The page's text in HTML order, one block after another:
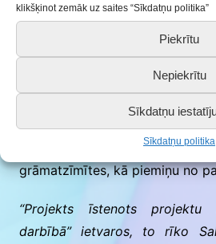
klikšķinot zemāk uz saites “Sīkdatņu politika”
Piekrītu
Nepiekrītu
Sīkdatņu
Sīkdatņu politika
Paldies visiem skolēniem, kuri
Projekta darba grupa saka
izglītības iestāžu pārstāvji ir
dizains, kuri
grāmatzīmītes, kā piemiņu no
“Projekts īstenots projektu
darbībā” ietvaros, to rīko